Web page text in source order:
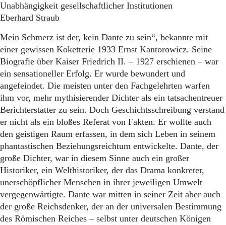
Start
Wer wir sind
Aktuelle Ausgabe
Abonnenten-Login
Abonnent werden
Abo Prämien
Archiv
Mediadaten
Geschichte
Berlin-Brandenburg
Schlesien
Danzig und Westpreußen
Bücher
Kontakt
Impressum
Datenschutz
Unabhängigkeit gesellschaftlicher Institutionen
Eberhard Straub
Mein Schmerz ist der, kein Dante zu sein“, bekannte mit
einer gewissen Koketterie 1933 Ernst Kantorowicz. Seine
Biografie über Kaiser Friedrich II. – 1927 erschienen – war
ein sensationeller Erfolg. Er wurde bewundert und
angefeindet. Die meisten unter den Fachgelehrten warfen
ihm vor, mehr mythisierender Dichter als ein tatsachentreuer
Berichterstatter zu sein. Doch Geschichtsschreibung verstand
er nicht als ein bloßes Referat von Fakten. Er wollte auch
den geistigen Raum erfassen, in dem sich Leben in seinem
phantastischen Beziehungsreichtum entwickelte. Dante, der
große Dichter, war in diesem Sinne auch ein großer
Historiker, ein Welthistoriker, der das Drama konkreter,
unerschöpflicher Menschen in ihrer jeweiligen Umwelt
vergegenwärtigte. Dante war mitten in seiner Zeit aber auch
der große Reichsdenker, der an der universalen Bestimmung
des Römischen Reiches – selbst unter deutschen Königen